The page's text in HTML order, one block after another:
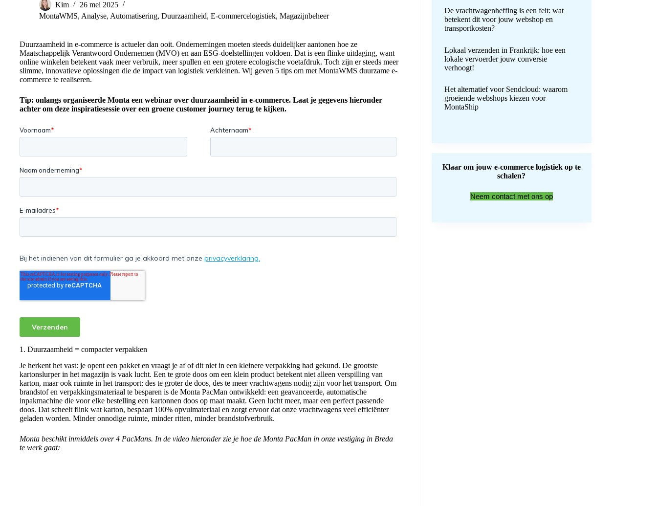
Kim
26 mei 2025
MontaWMS, Analyse, Automatisering, Duurzaamheid, E-commercelogistiek, Magazijnbeheer
Duurzaamheid in e-commerce is actueler dan ooit. Ondernemingen moeten steeds duidelijker aantonen hoe ze
Maatschappelijk Verantwoord Ondernemen (MVO) en aan ESG-doelstellingen voldoen. Dat is een flinke uitdaging, want
online winkelen betekent vaak meer verbruik, meer spullen en een grotere ecologische voetafdruk. Toch zijn er steeds meer
slimme, innovatieve oplossingen die de impact van logistiek verkleinen. Wij geven 5 tips om met MontaWMS duurzame e-
commerce te realiseren.
Tip: onlangs organiseerde Monta een webinar over duurzaamheid in e-commerce. Laat je gegevens hieronder
achter om deze inspiratiesessie over een groene customer journey terug te kijken.
1. Duurzaamheid = compacter verpakken
Je herkent het vast: je opent een pakket en vraagt je af of dit niet in een kleinere verpakking had gekund. De grootste
kartonslurper in het magazijn is vaak lucht. Een te grote doos om een klein product betekent niet alleen verspilling van
karton, maar ook ruimte in het transport: des te groter de doos, des te meer vrachtwagens nodig zijn voor het transport. Om
brandstof en verpakkingsmateriaal te besparen is de Monta PacMan ontwikkeld: een geavanceerde, automatische
inpakmachine die voor elke bestelling een kartonnen doos op maat maakt. Geen lucht meer, maar een perfect passende
doos. Dat scheelt flink wat karton, bespaart 100% opvulmateriaal en zorgt ervoor dat onze vrachtwagens veel efficiënter
geladen worden. Minder onnodige ruimte, minder ritten, minder brandstofverbruik.
Monta beschikt inmiddels over 4 PacMans. In de video hieronder zie je hoe de Monta PacMan in onze vestiging in Breda
te werk gaat:
De vrachtwagenheffing is een feit: wat
betekent dit voor jouw webshop en
transportkosten?
Lokaal verzenden in Frankrijk: hoe een
lokale vervoerder jouw conversie
verhoogt!
Het alternatief voor Sendcloud: waarom
groeiende webshops kiezen voor
MontaShip
Klaar om jouw e-commerce logistiek op te
schalen?
Neem contact met ons op